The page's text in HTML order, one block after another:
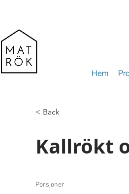
Hem
< Back
Kallrökt
Porsjoner